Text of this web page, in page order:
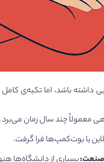
داشته باشد، اما تکیه‌ی
چند سال زمان می‌برد و
یا بوت‌کمپ‌ها فرا گرفت.